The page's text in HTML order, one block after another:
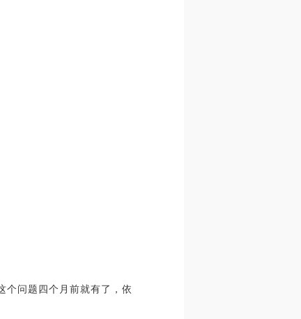
问题四个月前就有了，依